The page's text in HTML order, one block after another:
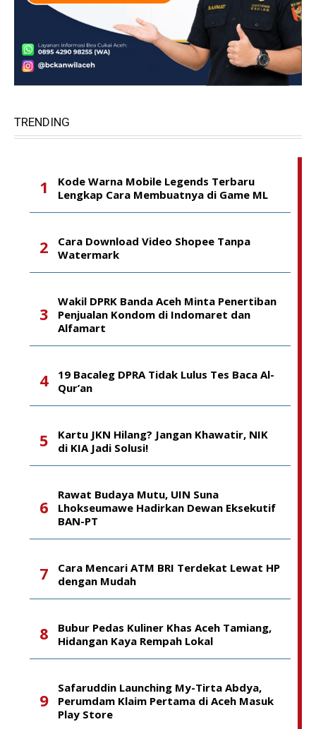
TRENDING
Kode Warna Mobile Legends Terbaru
Lengkap Cara Membuatnya di Game ML
Cara Download Video Shopee Tanpa
Watermark
Wakil DPRK Banda Aceh Minta Penertiban
Penjualan Kondom di Indomaret dan
Alfamart
19 Bacaleg DPRA Tidak Lulus Tes Baca Al-
Qur’an
Kartu JKN Hilang? Jangan Khawatir, NIK
di KIA Jadi Solusi!
Rawat Budaya Mutu, UIN Suna
Lhokseumawe Hadirkan Dewan Eksekutif
BAN-PT
Cara Mencari ATM BRI Terdekat Lewat HP
dengan Mudah
Bubur Pedas Kuliner Khas Aceh Tamiang,
Hidangan Kaya Rempah Lokal
Safaruddin Launching My-Tirta Abdya,
Perumdam Klaim Pertama di Aceh Masuk
Play Store